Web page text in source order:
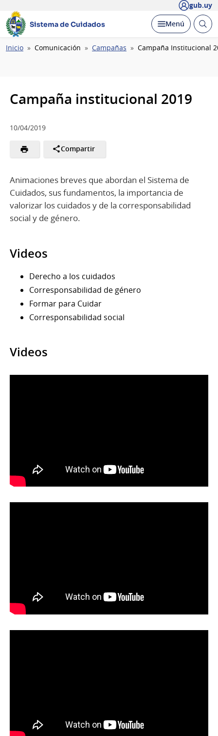
gub.uy
Sistema de Cuidados Desplegar
Menú Abrir
Ruta
Inicio Comunicación Campañas Campaña Institucional
Campaña institucional 2019
10/04/2019
Compartir
Animaciones breves que abordan el Sistema de
Cuidados, sus fundamentos, la importancia de
valorizar los cuidados y de la corresponsabilidad
social y de género.
Videos
Derecho a los cuidados
Corresponsabilidad de género
Formar para Cuidar
Corresponsabilidad social
Videos